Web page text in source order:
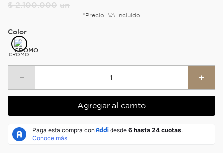
$ 2.100.000 un
*Precio IVA incluido
Color
CROMO
＋
－
Agregar al carrito